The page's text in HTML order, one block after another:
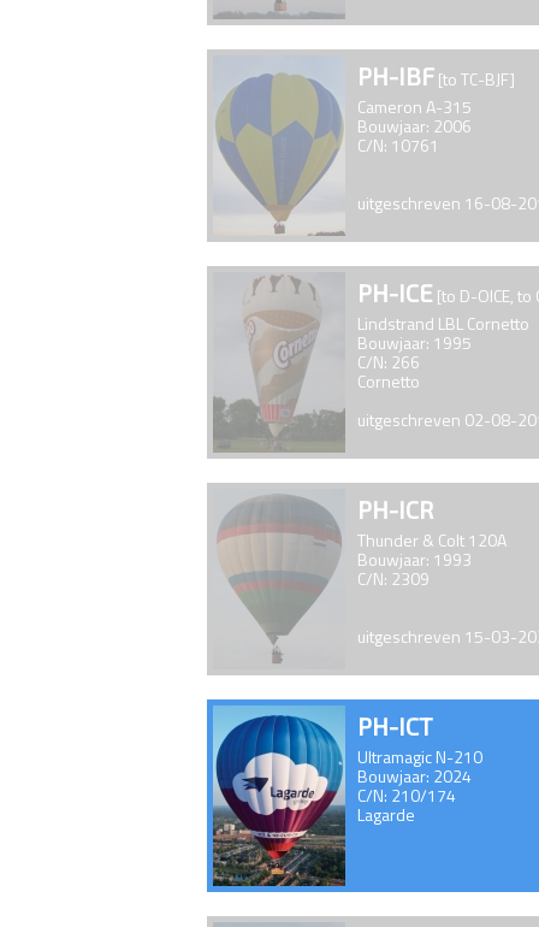
PH-IBF[to TC-BJF]
Cameron A-315
Bouwjaar: 2006
C/N: 10761
uitgeschreven 16-08-
PH-ICE [to D-OICE, to
Lindstrand LBL Cornetto
Bouwjaar: 1995
C/N: 266
Cornetto
uitgeschreven 02-08-
PH-ICR
Thunder & Colt 120A
Bouwjaar: 1993
C/N: 2309
uitgeschreven 15-03-
PH-ICT
Ultramagic N-210
Bouwjaar: 2024
C/N: 210/174
Lagarde